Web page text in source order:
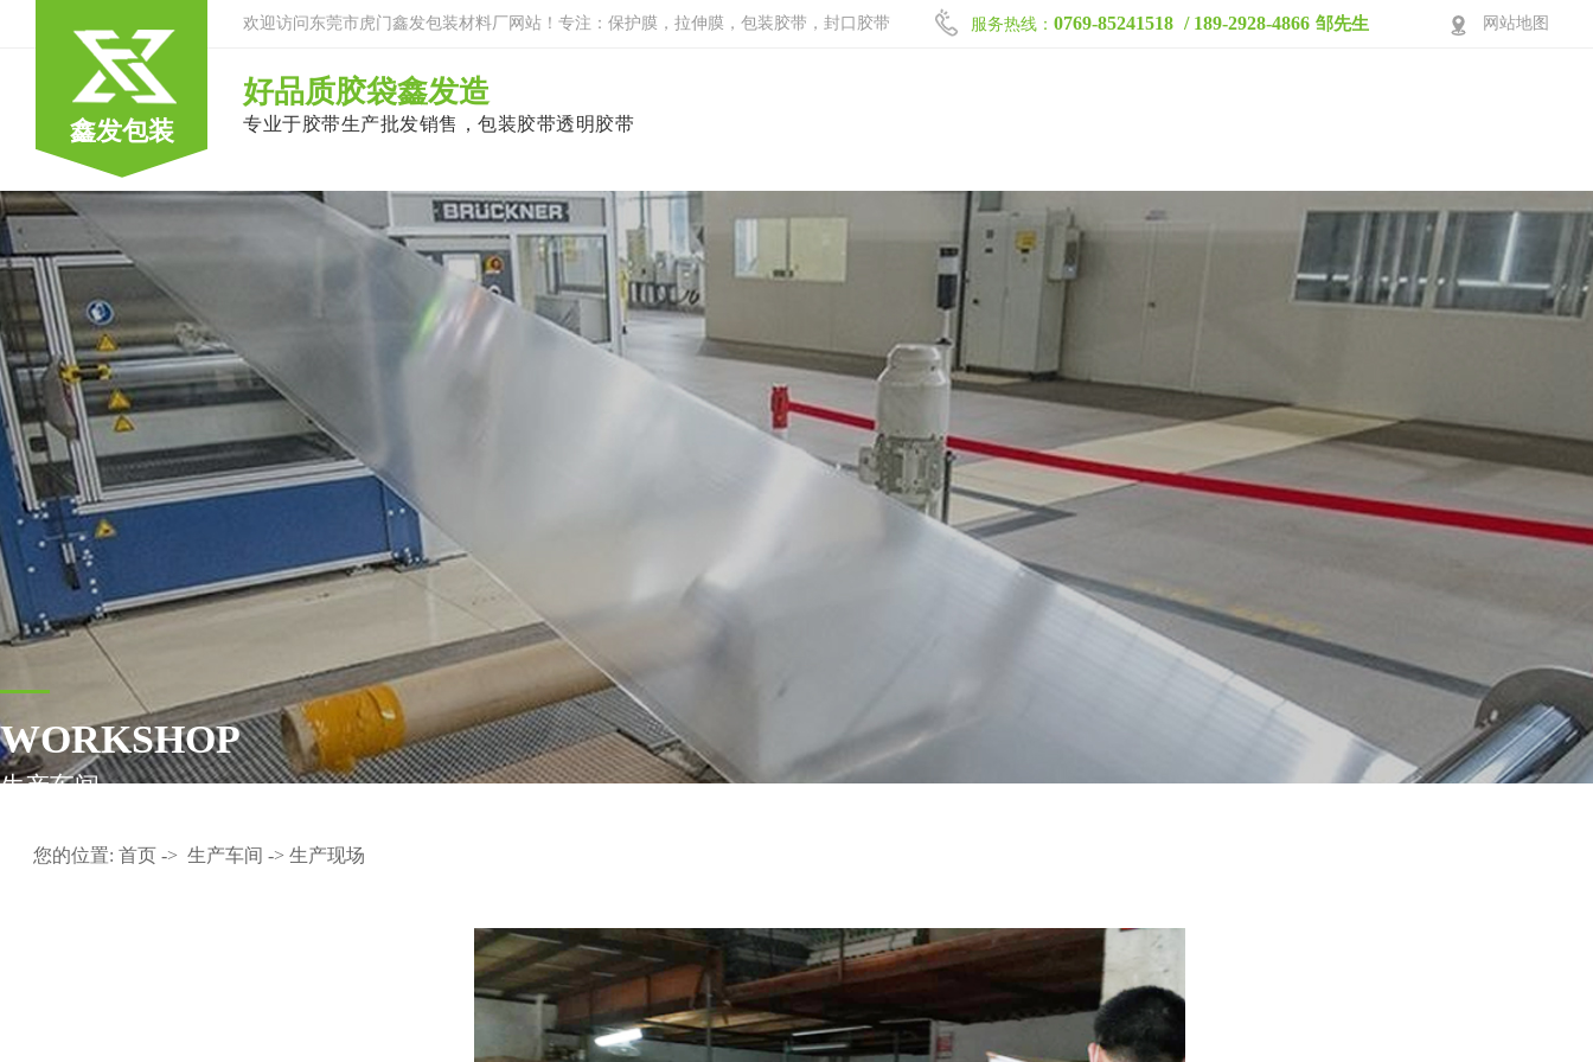
欢迎访问东莞市虎门鑫发包装材料厂网站！专注：保护膜，拉伸膜，包装胶带，封口胶带 网站地图
服务热线： 0769-85241518 / 189-2928-4866 邹先生
鑫发包装
好品质胶袋鑫发造
专业于胶带生产批发销售，包装胶带透明胶带
包装胶带系列 生产车间 应用案例 关于鑫发 联
WORKSHOP
生产车间
您的位置: 首页 -> 生产车间 -> 生产现场